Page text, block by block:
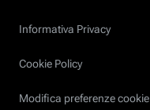
Informativa Privacy
Cookie Policy
Modifica preferenze cookie